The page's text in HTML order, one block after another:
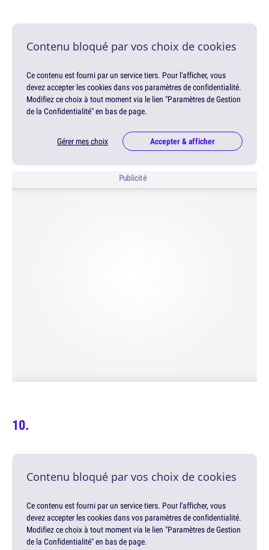
Contenu bloqué par vos choix de cookies
Ce contenu est fourni par un service tiers. Pour l'afficher, vous
devez accepter les cookies dans vos paramètres de confidentialité.
Modifiez ce choix à tout moment via le lien "Paramètres de Gestion
de la Confidentialité" en bas de page.
Gérer mes choix Accepter & afficher
Publicité
Contenu bloqué par vos choix de cookies
Ce contenu est fourni par un service tiers. Pour l'afficher, vous
devez accepter les cookies dans vos paramètres de confidentialité.
Modifiez ce choix à tout moment via le lien "Paramètres de Gestion
de la Confidentialité" en bas de page.